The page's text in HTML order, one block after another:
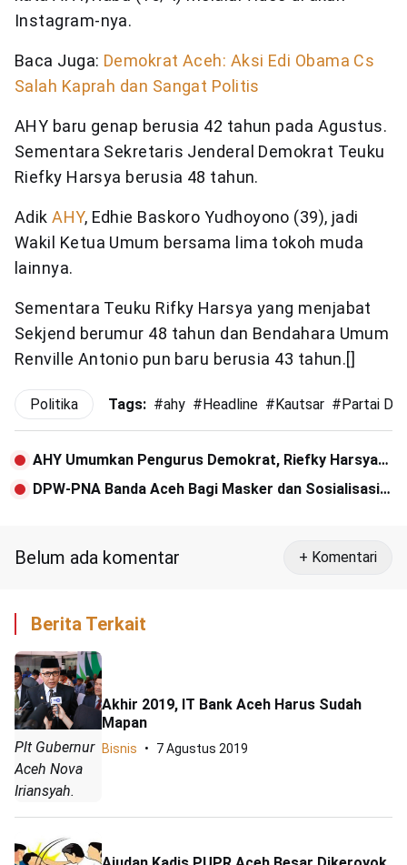
Instagram-nya.
Baca Juga: Demokrat Aceh: Aksi Edi Obama Cs
Salah Kaprah dan Sangat Politis
AHY baru genap berusia 42 tahun pada Agustus.
Sementara Sekretaris Jenderal Demokrat Teuku
Riefky Harsya berusia 48 tahun.
AdikAHY, Edhie Baskoro Yudhoyono (39), jadi
Wakil Ketua Umum bersama lima tokoh muda
lainnya.
Sementara Teuku Rifky Harsya yang menjabat
Sekjend berumur 48 tahun dan Bendahara Umum
Renville Antonio pun baru berusia 43 tahun.[]
Politika Tags: #ahy # Headline # Kautsar # Partai
AHY Umumkan Pengurus Demokrat, Riefky Harsya
Dianggap Mampu Terjemahkan Visi Misi Partai
DPW-PNA Banda Aceh Bagi Masker dan Sosialisasi
Belum ada komentar + Komentari
Berita Terkait
Plt Gubernur
Aceh Nova
Iriansyah.
Akhir 2019, IT Bank Aceh Harus Sudah
Mapan
Bisnis 7 Agustus 2019